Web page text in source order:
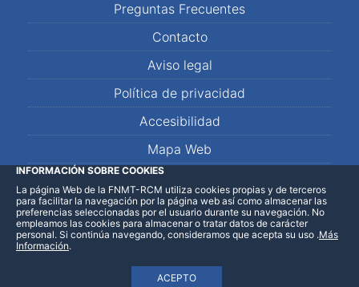
Preguntas Frecuentes
Contacto
Aviso legal
Política de privacidad
Accesibilidad
Mapa Web
LinkedInFacebookWhatsApp
INFORMACIÓN SOBRE COOKIES
La página Web de la FNMT-RCM utiliza cookies propias y de terceros
para facilitar la navegación por la página web así como almacenar las
preferencias seleccionadas por el usuario durante su navegación. No
empleamos las cookies para almacenar o tratar datos de carácter
personal. Si continúa navegando, consideramos que acepta su uso
ACEPTO
.Más
Información.